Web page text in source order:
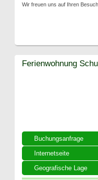
Wir freuen uns auf Ihren
Buchungsanfrage
Internetseite
Geografische Lage
Ferienwohnung